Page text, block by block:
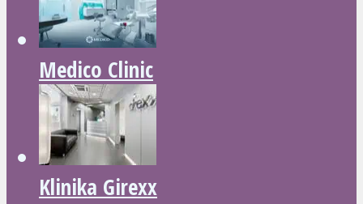
Medico Clinic
Klinika Girexx